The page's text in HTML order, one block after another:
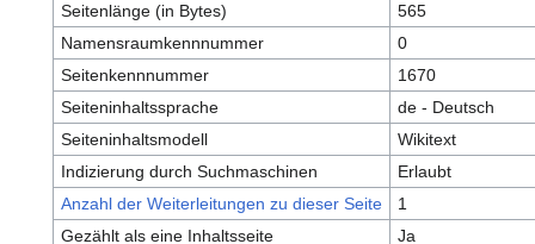
Seitenlänge (in Bytes)
565
Namensraumkennnummer
0
Seitenkennnummer
1670
Seiteninhaltssprache
de - Deutsch
Seiteninhaltsmodell
Wikitext
Indizierung durch Suchmaschinen
Erlaubt
Anzahl der Weiterleitungen zu dieser Seite
1
Gezählt als eine Inhaltsseite
Ja